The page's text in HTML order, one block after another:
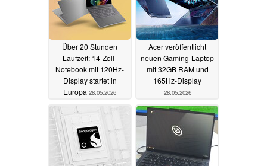
Über 20 Stunden
Laufzeit: 14-Zoll-
Notebook mit 120Hz-
Display startet in
Europa 28.05.2026
Acer veröffentlicht
neuen Gaming-Laptop
mit 32GB RAM und
165Hz-Display
28.05.2026